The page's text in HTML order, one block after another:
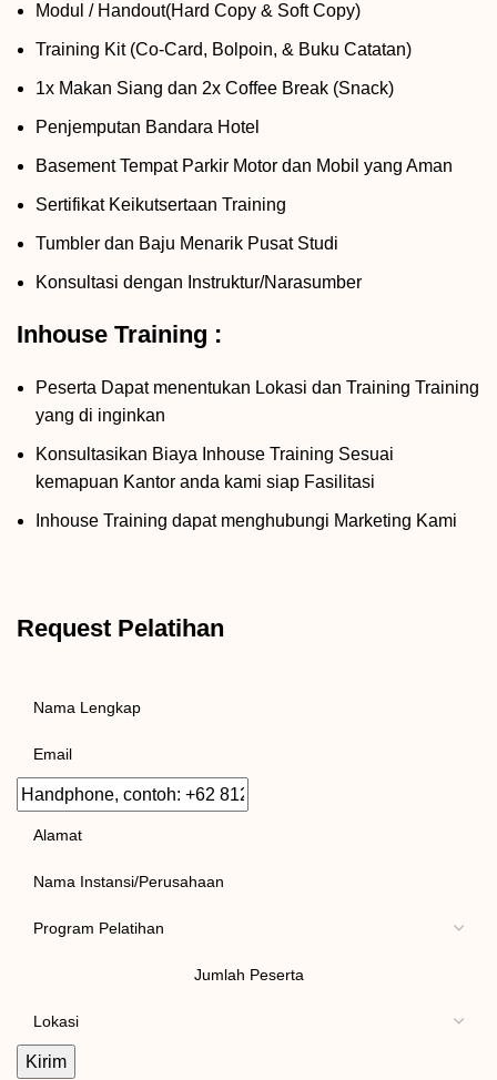
Modul / Handout(Hard Copy & Soft Copy)
Training Kit (Co-Card, Bolpoin, & Buku Catatan)
1x Makan Siang dan 2x Coffee Break (Snack)
Penjemputan Bandara Hotel
Basement Tempat Parkir Motor dan Mobil yang Aman
Sertifikat Keikutsertaan Training
Tumbler dan Baju Menarik Pusat Studi
Konsultasi dengan Instruktur/Narasumber
Inhouse Training :
Peserta Dapat menentukan Lokasi dan Training Training
yang di inginkan
Konsultasikan Biaya Inhouse Training Sesuai
kemapuan Kantor anda kami siap Fasilitasi
Inhouse Training dapat menghubungi Marketing Kami
Request Pelatihan
Handphone,
contoh:
+62
812
7891